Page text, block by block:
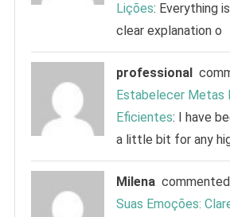
Lições: Everything
clear explanation o
professional
Estabelecer Metas
Eficientes: I have
a little bit for any
Milena
Suas Emoções: